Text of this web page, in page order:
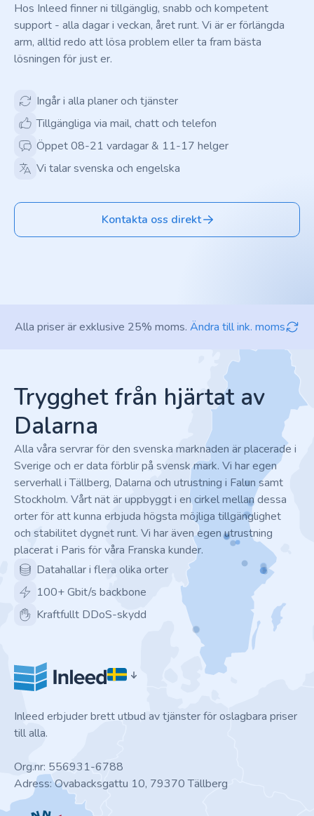
Hos Inleed finner ni tillgänglig, snabb och kompetent
support - alla dagar i veckan, året runt. Vi är er förlängda
arm, alltid redo att lösa problem eller ta fram bästa
lösningen för just er.
Ingår i alla planer och tjänster
Tillgängliga via mail, chatt och telefon
Öppet 08-21 vardagar & 11-17 helger
Vi talar svenska och engelska
Kontakta oss direkt
Alla priser är exklusive 25% moms. Ändra till ink. moms
Trygghet från hjärtat av
Dalarna
Alla våra servrar för den svenska marknaden är placerade i
Sverige och er data förblir på svensk mark. Vi har egen
serverhall i Tällberg, Dalarna och utrustning i Falun samt
Stockholm. Vårt nät är uppbyggt i en cirkel mellan dessa
orter för att kunna erbjuda högsta möjliga tillgänglighet
och stabilitet dygnet runt. Vi har även egen utrustning
placerat i Paris för våra Franska kunder.
Datahallar i flera olika orter
100+ Gbit/s backbone
Kraftfullt DDoS-skydd
Inleed erbjuder brett utbud av tjänster för oslagbara priser
till alla.
Org.nr: 556931-6788
Adress: Ovabacksgattu 10, 79370 Tällberg